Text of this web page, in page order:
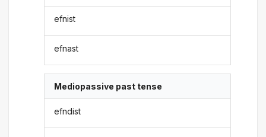
efnist
efnast
Mediopassive past tense
efndist